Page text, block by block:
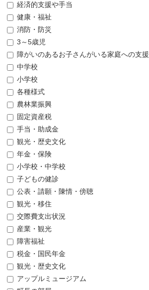
経済的支援や手当
健康・福祉
消防・防災
3～5歳児
障がいのあるお子さんがいる家庭への支援
中学校
小学校
各種様式
農林業振興
固定資産税
手当・助成金
観光・歴史文化
年金・保険
小学校・中学校
子どもの健診
公表・請願・陳情・傍聴
観光・移住
交際費支出状況
産業・観光
障害福祉
税金・国民年金
観光・歴史文化
アップルミュージアム